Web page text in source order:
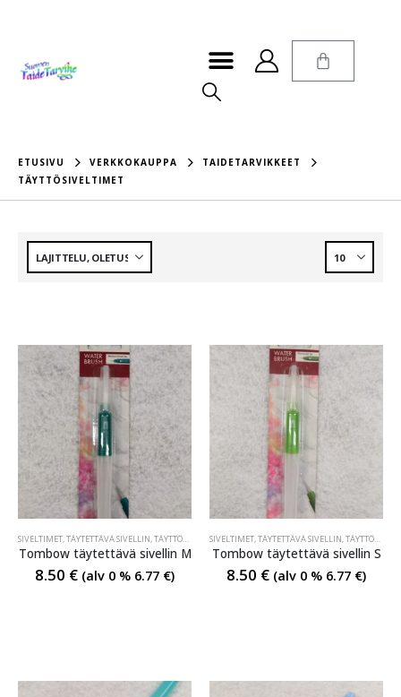
ETUSIVU VERKKOKAUPPA
TAIDETARVIKKEET
TÄYTTÖSIVELTIMET
SIVELTIMET,TÄYTETTÄVÄ SIVELLIN,TÄYTTÖSIVELTIMET ,TÄYTTÖSIVELTIMET
Tombow täytettävä sivellin M
8.50 € (alv 0 % 6.77 €)
SIVELTIMET,TÄYTETTÄVÄ SIVELLIN,TÄYTTÖSIVELTIMET
Tombow täytettävä sivellin S
8.50 € (alv 0 % 6.77 €)